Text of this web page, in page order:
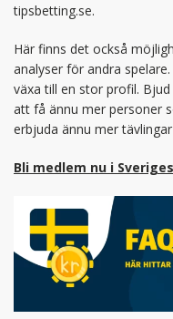
tipsbetting.se.
Här finns det också
analyser för andra
växa till en stor profil.
att få ännu mer personer
erbjuda ännu mer
Bli medlem nu i